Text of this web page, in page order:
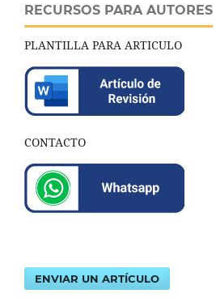
RECURSOS PARA AUTORES
PLANTILLA PARA ARTICULO
CONTACTO
ENVIAR UN ARTÍCULO